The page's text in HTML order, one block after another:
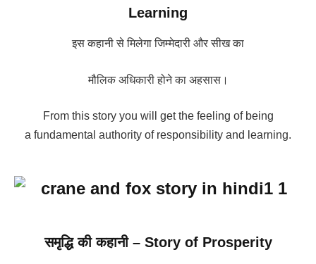
Learning
इस कहानी से मिलेगा जिम्मेदारी और सीख का
मौलिक अधिकारी होने का अहसास।
From this story you will get the feeling of being
a fundamental authority of responsibility and learning.
समृद्धि की कहानी – Story of Prosperity